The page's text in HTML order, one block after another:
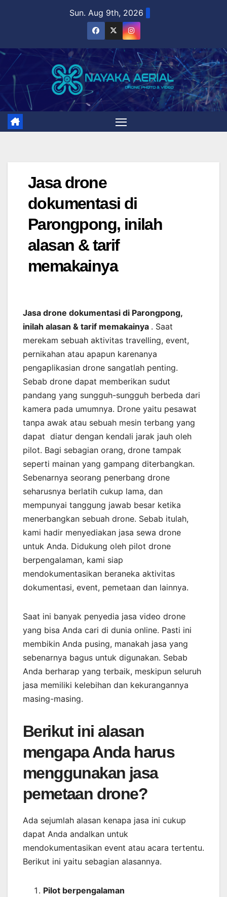
Sun. Aug 9th, 2026
Jasa drone
dokumentasi di
Parongpong, inilah
alasan & tarif
memakainya
Jasa drone dokumentasi di Parongpong,
inilah alasan & tarif memakainya . Saat
merekam sebuah aktivitas travelling, event,
pernikahan atau apapun karenanya
pengaplikasian drone sangatlah penting.
Sebab drone dapat memberikan sudut
pandang yang sungguh-sungguh berbeda dari
kamera pada umumnya. Drone yaitu pesawat
tanpa awak atau sebuah mesin terbang yang
dapat diatur dengan kendali jarak jauh oleh
pilot. Bagi sebagian orang, drone tampak
seperti mainan yang gampang diterbangkan.
Sebenarnya seorang penerbang drone
seharusnya berlatih cukup lama, dan
mempunyai tanggung jawab besar ketika
menerbangkan sebuah drone. Sebab itulah,
kami hadir menyediakan jasa sewa drone
untuk Anda. Didukung oleh pilot drone
berpengalaman, kami siap
mendokumentasikan beraneka aktivitas
dokumentasi, event, pemetaan dan lainnya.
Saat ini banyak penyedia jasa video drone
yang bisa Anda cari di dunia online. Pasti ini
membikin Anda pusing, manakah jasa yang
sebenarnya bagus untuk digunakan. Sebab
Anda berharap yang terbaik, meskipun seluruh
jasa memiliki kelebihan dan kekurangannya
masing-masing.
Berikut ini alasan
mengapa Anda harus
menggunakan jasa
pemetaan drone?
Ada sejumlah alasan kenapa jasa ini cukup
dapat Anda andalkan untuk
mendokumentasikan event atau acara tertentu.
Berikut ini yaitu sebagian alasannya.
Pilot berpengalaman